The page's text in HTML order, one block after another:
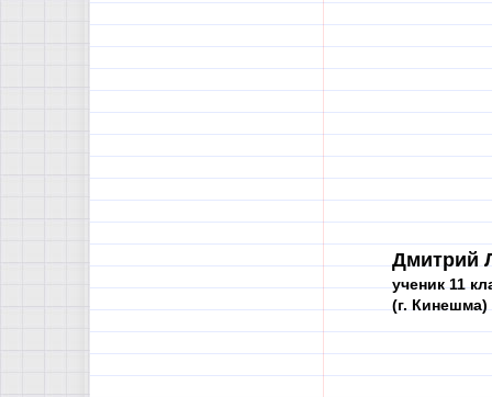
Дмитрий
ученик 11
(г. Кинешма)